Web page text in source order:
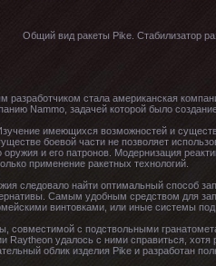
Общий вид ракеты Pike. Стабилизатор
разработчиком стала американская
Nammo, задачей которой было
имеющихся возможностей и
боевой части не позволяет
и его патронов. Модернизация
применение ракетных технологий.
следовало найти оптимальный способ
Самым удобным средством для
винтовками, или иные системы под
совместимой с подствольными
Raytheon удалось с ними справиться,
облик изделия Pike и разработан